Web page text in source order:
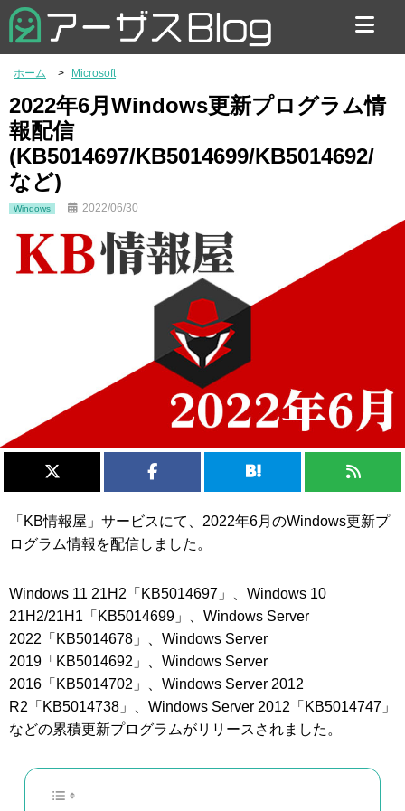
お問い合わせ
ホーム Microsoft
2022年6月Windows更新プログラム情
報配信
(KB5014697/KB5014699/KB5014692/
など)
Windows 2022/06/30
「KB情報屋」サービスにて、2022年6月のWindows更新プ
ログラム情報を配信しました。
Windows 11 21H2「KB5014697」、Windows 10
21H2/21H1「KB5014699」、Windows Server
2022「KB5014678」、Windows Server
2019「KB5014692」、Windows Server
2016「KB5014702」、Windows Server 2012
R2「KB5014738」、Windows Server 2012「KB5014747」
などの累積更新プログラムがリリースされました。